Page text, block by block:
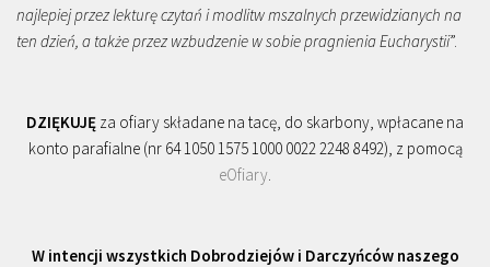
najlepiej przez lekturę czytań i modlitw mszalnych przewidzianych na
ten dzień, a także przez wzbudzenie w sobie pragnienia Eucharystii”.
DZIĘKUJĘ za ofiary składane na tacę, do skarbony, wpłacane na
konto parafialne (nr 64 1050 1575 1000 0022 2248 8492), z pomocą
eOfiary
W intencji wszystkich Dobrodziejów i Darczyńców naszego